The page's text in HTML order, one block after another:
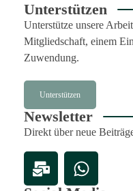
Unterstützen
Unterstütze unsere
Mitgliedschaft, einem
Zuwendung.
Unterstützen
Newsletter
Direkt über neue